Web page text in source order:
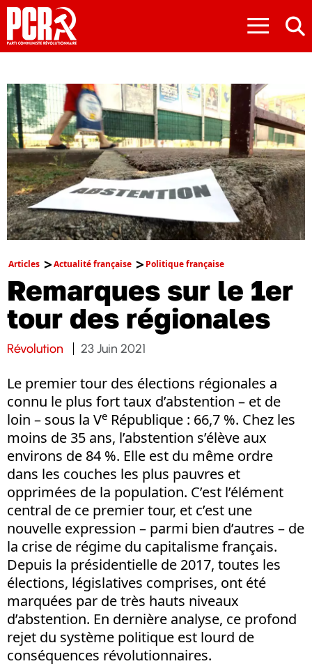
≡
Articles Actualité française Politique française
Remarques sur le 1er
tour des régionales
Révolution 23 Juin 2021
Le premier tour des élections régionales a
connu le plus fort taux d’abstention – et de
loin – sous la Ve République : 66,7 %. Chez les
moins de 35 ans, l’abstention s’élève aux
environs de 84 %. Elle est du même ordre
dans les couches les plus pauvres et
opprimées de la population. C’est l’élément
central de ce premier tour, et c’est une
nouvelle expression – parmi bien d’autres – de
la crise de régime du capitalisme français.
Depuis la présidentielle de 2017, toutes les
élections, législatives comprises, ont été
marquées par de très hauts niveaux
d’abstention. En dernière analyse, ce profond
rejet du système politique est lourd de
conséquences révolutionnaires.